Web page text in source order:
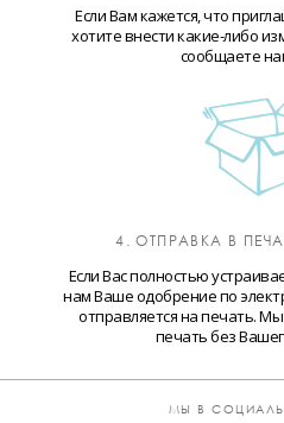
Если Вам кажется, что
хотите внести какие-либо
сообщаете
4. ОТПРАВКА В
Если Вас полностью
нам Ваше одобрение по
отправляется на печать.
печать без
МЫ В